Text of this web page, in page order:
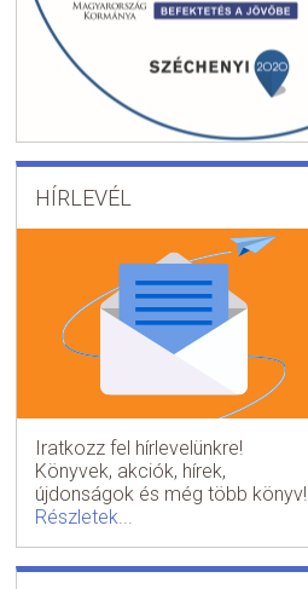
HÍRLEVÉL
Iratkozz fel hírlevelünkre!
Könyvek, akciók, hírek,
újdonságok és még több könyv!
Részletek...